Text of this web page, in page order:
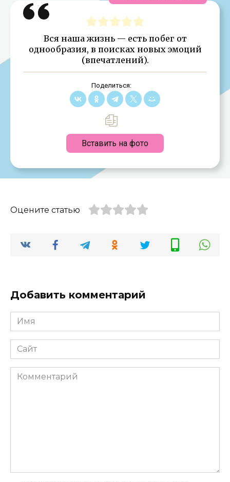
Вся наша жизнь — есть побег от
однообразия, в поисках новых эмоций
(впечатлений).
Поделиться:
Вставить на фото
Оцените статью
Добавить комментарий
Имя
*
Сайт
Комментарий